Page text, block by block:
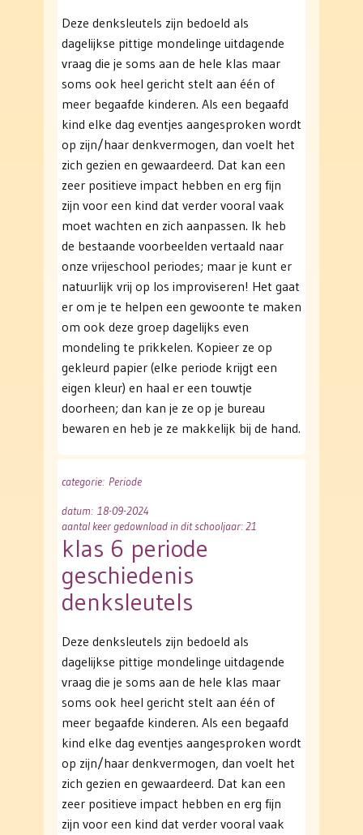
Deze denksleutels zijn bedoeld als
dagelijkse pittige mondelinge uitdagende
vraag die je soms aan de hele klas maar
soms ook heel gericht stelt aan één of
meer begaafde kinderen. Als een begaafd
kind elke dag eventjes aangesproken wordt
op zijn/haar denkvermogen, dan voelt het
zich gezien en gewaardeerd. Dat kan een
zeer positieve impact hebben en erg fijn
zijn voor een kind dat verder vooral vaak
moet wachten en zich aanpassen. Ik heb
de bestaande voorbeelden vertaald naar
onze vrijeschool periodes; maar je kunt er
natuurlijk vrij op los improviseren! Het gaat
er om je te helpen een gewoonte te maken
om ook deze groep dagelijks even
mondeling te prikkelen. Kopieer ze op
gekleurd papier (elke periode krijgt een
eigen kleur) en haal er een touwtje
doorheen; dan kan je ze op je bureau
bewaren en heb je ze makkelijk bij de hand.
categorie: Periode
datum: 18-09-2024
aantal keer gedownload in dit schooljaar: 21
klas 6 periode
geschiedenis
denksleutels
Deze denksleutels zijn bedoeld als
dagelijkse pittige mondelinge uitdagende
vraag die je soms aan de hele klas maar
soms ook heel gericht stelt aan één of
meer begaafde kinderen. Als een begaafd
kind elke dag eventjes aangesproken wordt
op zijn/haar denkvermogen, dan voelt het
zich gezien en gewaardeerd. Dat kan een
zeer positieve impact hebben en erg fijn
zijn voor een kind dat verder vooral vaak